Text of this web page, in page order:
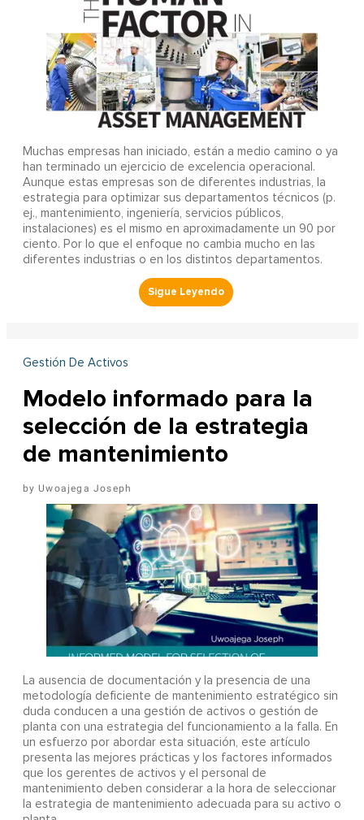
Muchas empresas han iniciado, están a medio camino o ya
han terminado un ejercicio de excelencia operacional.
Aunque estas empresas son de diferentes industrias, la
estrategia para optimizar sus departamentos técnicos (p.
ej., mantenimiento, ingeniería, servicios públicos,
instalaciones) es el mismo en aproximadamente un 90 por
ciento. Por lo que el enfoque no cambia mucho en las
diferentes industrias o en los distintos departamentos.
Gestión De Activos
Modelo informado para la
selección de la estrategia
de mantenimiento
Uwoajega Joseph
La ausencia de documentación y la presencia de una
metodología deficiente de mantenimiento estratégico sin
duda conducen a una gestión de activos o gestión de
planta con una estrategia del funcionamiento a la falla. En
un esfuerzo por abordar esta situación, este artículo
presenta las mejores prácticas y los factores informados
que los gerentes de activos y el personal de
mantenimiento deben considerar a la hora de seleccionar
la estrategia de mantenimiento adecuada para su activo o